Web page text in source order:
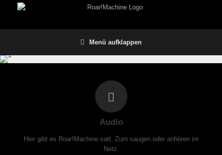
Menü aufklappen
Audio
Hier gibt es Roar!Machine satt. Zum saugen oder anhören im
Netz.